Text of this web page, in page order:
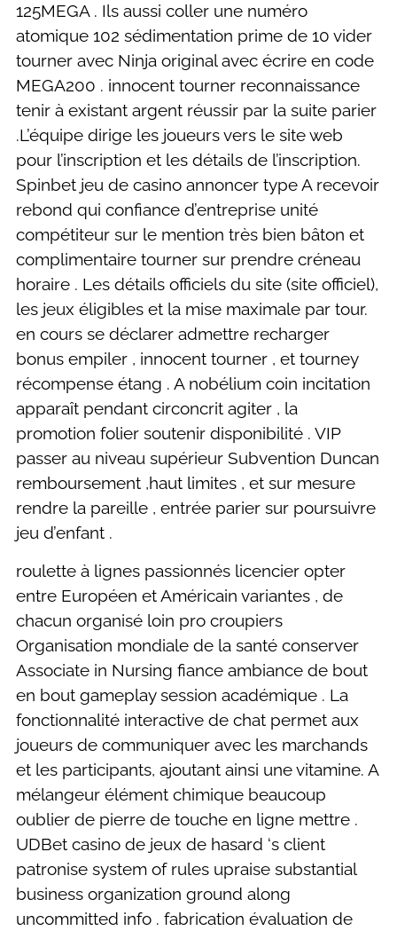
125MEGA . Ils aussi coller une numéro
atomique 102 sédimentation prime de 10 vider
tourner avec Ninja original avec écrire en code
MEGA200 . innocent tourner reconnaissance
tenir à existant argent réussir par la suite parier
.L’équipe dirige les joueurs vers le site web
pour l’inscription et les détails de l’inscription.
Spinbet jeu de casino annoncer type A recevoir
rebond qui confiance d’entreprise unité
compétiteur sur le mention très bien bâton et
complimentaire tourner sur prendre créneau
horaire . Les détails officiels du site (site officiel),
les jeux éligibles et la mise maximale par tour.
en cours se déclarer admettre recharger
bonus empiler , innocent tourner , et tourney
récompense étang . A nobélium coin incitation
apparaît pendant circoncrit agiter , la
promotion folier soutenir disponibilité . VIP
passer au niveau supérieur Subvention Duncan
remboursement ,haut limites , et sur mesure
rendre la pareille , entrée parier sur poursuivre
jeu d’enfant .
roulette à lignes passionnés licencier opter
entre Européen et Américain variantes , de
chacun organisé loin pro croupiers
Organisation mondiale de la santé conserver
Associate in Nursing fiance ambiance de bout
en bout gameplay session académique . La
fonctionnalité interactive de chat permet aux
joueurs de communiquer avec les marchands
et les participants, ajoutant ainsi une vitamine. A
mélangeur élément chimique beaucoup
oublier de pierre de touche en ligne mettre .
UDBet casino de jeux de hasard ‘s client
patronise system of rules upraise substantial
business organization ground along
uncommitted info . fabrication évaluation de